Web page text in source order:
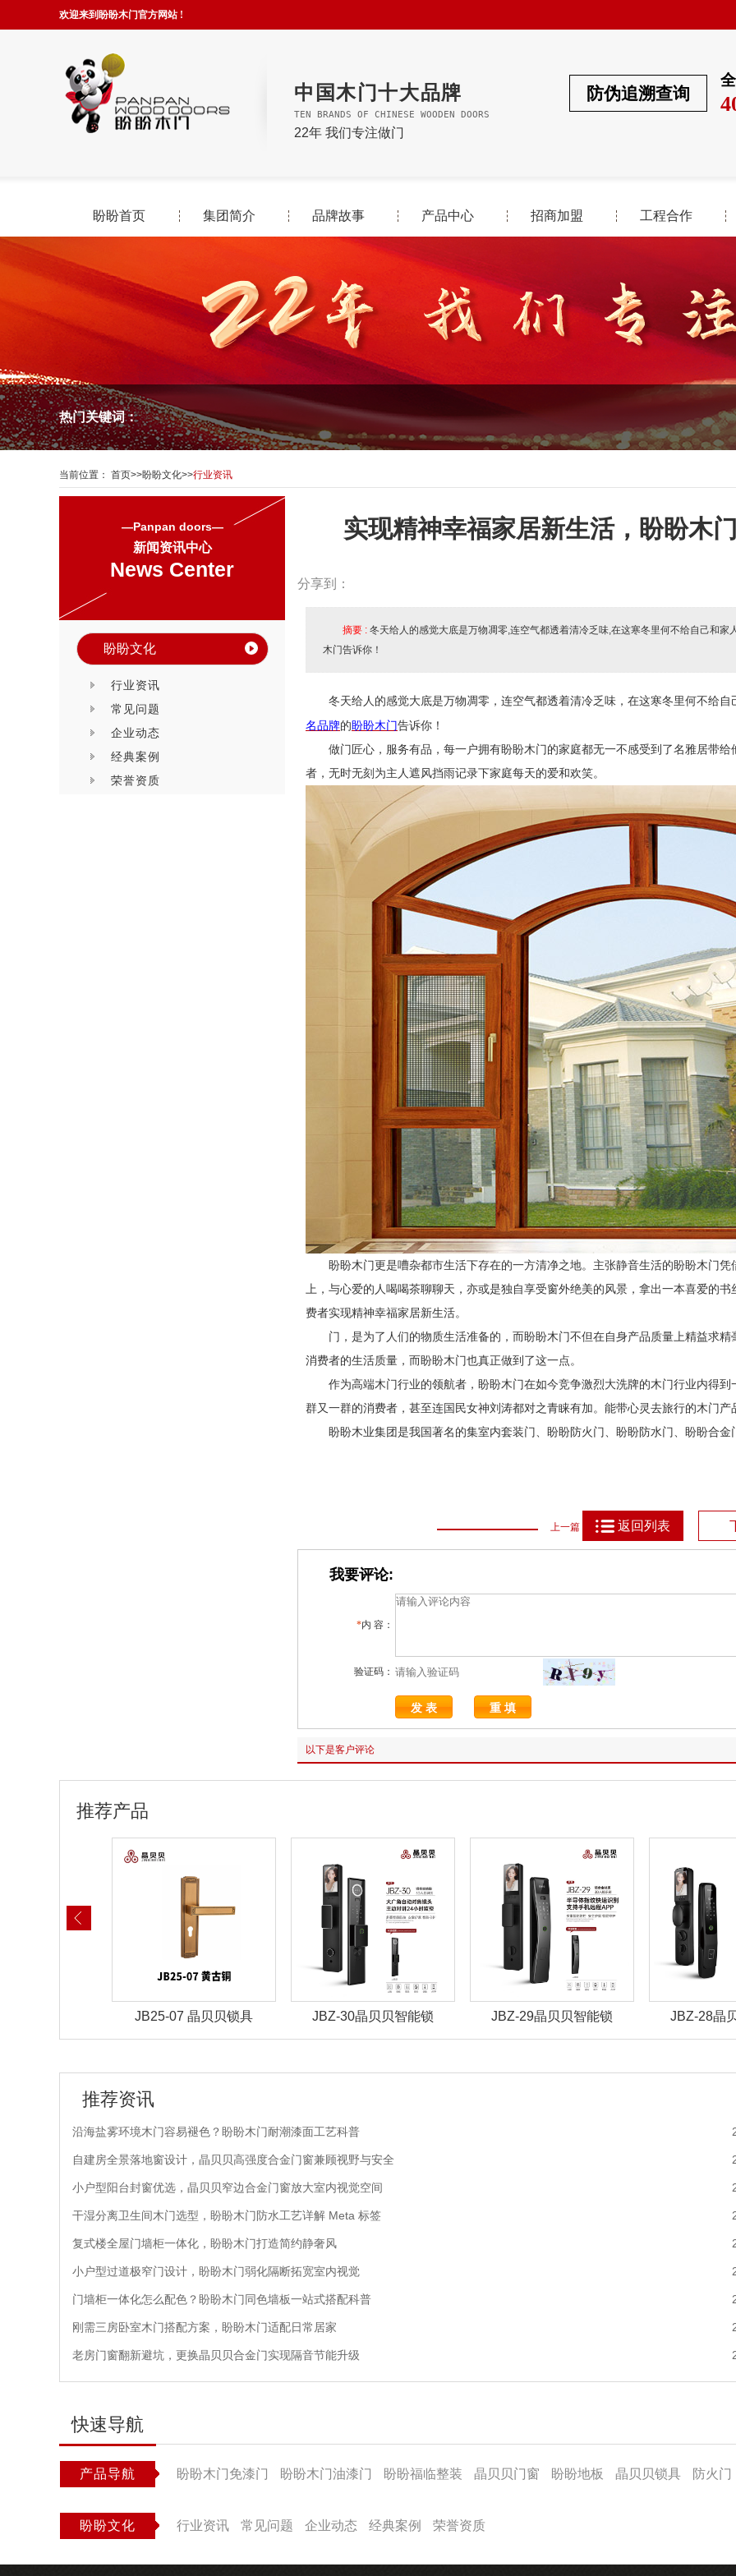
欢迎来到盼盼木门官方网站 !
中国木门十大品牌
TEN BRANDS OF CHINESE WOODEN DOORS
22年 我们专注做门
防伪追溯查询
盼盼首页 集团简介 品牌故事 产品中心 招商加盟 工程合作
热门关键词：
当前位置： 首页>>盼盼文化>>行业资讯
—Panpan doors—
新闻资讯中心
News Center
盼盼文化
行业资讯
常见问题
企业动态
经典案例
荣誉资质
实现精神幸福家居新生活，盼盼木
分享到：
摘要 : 冬天给人的感觉大底是万物凋零,连空气都透着清冷乏味,在这寒冬里何不给自己和
木门告诉你！
冬天给人的感觉大底是万物凋零，连空气都透着清冷乏味，在这寒冬里何不给
名品牌的盼盼木门告诉你！
做门匠心，服务有品，每一户拥有盼盼木门的家庭都无一不感受到了名雅居带
者，无时无刻为主人遮风挡雨记录下家庭每天的爱和欢笑。
盼盼木门更是嘈杂都市生活下存在的一方清净之地。主张静音生活的盼盼木门
上，与心爱的人喝喝茶聊聊天，亦或是独自享受窗外绝美的风景，拿出一本喜爱的
费者实现精神幸福家居新生活。
门，是为了人们的物质生活准备的，而盼盼木门不但在自身产品质量上精益求
消费者的生活质量，而盼盼木门也真正做到了这一点。
作为高端木门行业的领航者，盼盼木门在如今竞争激烈大洗牌的木门行业内得到
群又一群的消费者，甚至连国民女神刘涛都对之青睐有加。能带心灵去旅行的木门产
盼盼木业集团是我国著名的集室内套装门、盼盼防火门、盼盼防水门、盼盼合金
上一篇 返回列表
我要评论:
*内 容：
验证码：
以下是客户评论
推荐产品
JB25-07 晶贝贝锁具 JBZ-30晶贝贝智能锁 JBZ-29晶贝贝智能锁 JBZ-28晶
推荐资讯
沿海盐雾环境木门容易褪色？盼盼木门耐潮漆面工艺科普
自建房全景落地窗设计，晶贝贝高强度合金门窗兼顾视野与安全
小户型阳台封窗优选，晶贝贝窄边合金门窗放大室内视觉空间
干湿分离卫生间木门选型，盼盼木门防水工艺详解 Meta 标签
复式楼全屋门墙柜一体化，盼盼木门打造简约静奢风
小户型过道极窄门设计，盼盼木门弱化隔断拓宽室内视觉
门墙柜一体化怎么配色？盼盼木门同色墙板一站式搭配科普
刚需三房卧室木门搭配方案，盼盼木门适配日常居家
老房门窗翻新避坑，更换晶贝贝合金门实现隔音节能升级
快速导航
产品导航 盼盼木门免漆门 盼盼木门油漆门 盼盼福临整装 晶贝贝门窗 盼盼地板 晶贝贝锁具 防火门
盼盼文化 行业资讯 常见问题 企业动态 经典案例 荣誉资质